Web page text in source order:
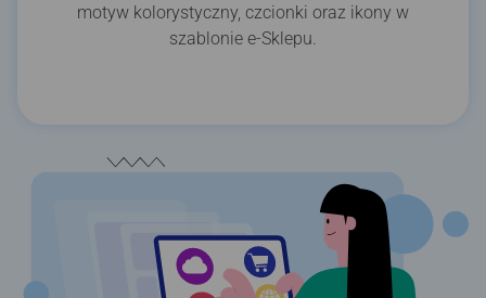
motyw kolorystyczny, czcionki oraz ikony w
szablonie e-Sklepu.